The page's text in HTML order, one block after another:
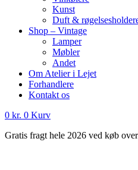
Kunst
Duft &
Shop – Vintage
Lamper
Møbler
Andet
Om Atelier i Lejet
Forhandlere
Kontakt os
0 kr. 0 Kurv
Gratis fragt hele 2026 ved køb